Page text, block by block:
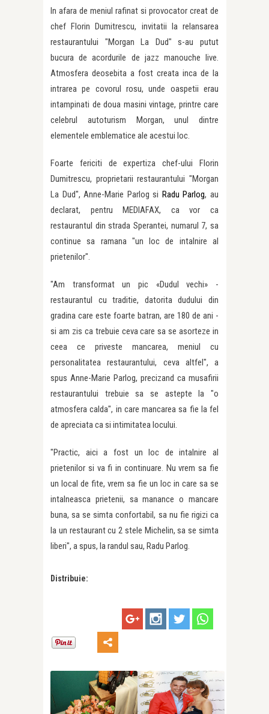
In afara de meniul rafinat si provocator creat de
chef Florin Dumitrescu, invitatii la relansarea
restaurantului "Morgan La Dud" s-au putut
bucura de acordurile de jazz manouche live.
Atmosfera deosebita a fost creata inca de la
intrarea pe covorul rosu, unde oaspetii erau
intampinati de doua masini vintage, printre care
celebrul autoturism Morgan, unul dintre
elementele emblematice ale acestui loc.
Foarte fericiti de expertiza chef-ului Florin
Dumitrescu, proprietarii restaurantului "Morgan
La Dud", Anne-Marie Parlog si Radu Parlog, au
declarat, pentru MEDIAFAX, ca vor ca
restaurantul din strada Sperantei, numarul 7, sa
continue sa ramana "un loc de intalnire al
prietenilor".
"Am transformat un pic «Dudul vechi» -
restaurantul cu traditie, datorita dudului din
gradina care este foarte batran, are 180 de ani -
si am zis ca trebuie ceva care sa se asorteze in
ceea ce priveste mancarea, meniul cu
personalitatea restaurantului, ceva altfel", a
spus Anne-Marie Parlog, precizand ca musafirii
restaurantului trebuie sa se astepte la "o
atmosfera calda", in care mancarea sa fie la fel
de apreciata ca si intimitatea locului.
"Practic, aici a fost un loc de intalnire al
prietenilor si va fi in continuare. Nu vrem sa fie
un local de fite, vrem sa fie un loc in care sa se
intalneasca prietenii, sa manance o mancare
buna, sa se simta confortabil, sa nu fie rigizi ca
la un restaurant cu 2 stele Michelin, sa se simta
liberi", a spus, la randul sau, Radu Parlog.
Distribuie: